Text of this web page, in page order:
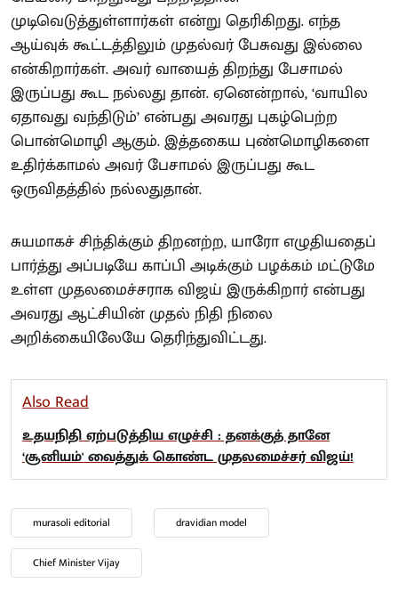
முடிவெடுத்துள்ளார்கள் என்று தெரிகிறது. எந்த
ஆய்வுக் கூட்டத்திலும் முதல்வர் பேசுவது இல்லை
என்கிறார்கள். அவர் வாயைத் திறந்து பேசாமல்
இருப்பது கூட நல்லது தான். ஏனென்றால், ‘வாயில
ஏதாவது வந்திடும்’ என்பது அவரது புகழ்பெற்ற
பொன்மொழி ஆகும். இத்தகைய புண்மொழிகளை
உதிர்க்காமல் அவர் பேசாமல் இருப்பது கூட
ஒருவிதத்தில் நல்லதுதான்.
சுயமாகச் சிந்திக்கும் திறனற்ற, யாரோ எழுதியதைப்
பார்த்து அப்படியே காப்பி அடிக்கும் பழக்கம் மட்டுமே
உள்ள முதலமைச்சராக விஜய் இருக்கிறார் என்பது
அவரது ஆட்சியின் முதல் நிதி நிலை
அறிக்கையிலேயே தெரிந்துவிட்டது.
Also Read
உதயநிதி ஏற்படுத்திய எழுச்சி : தனக்குத் தானே
‘சூனியம்' வைத்துக் கொண்ட முதலமைச்சர் விஜய்!
murasoli editorial dravidian model
Chief Minister Vijay